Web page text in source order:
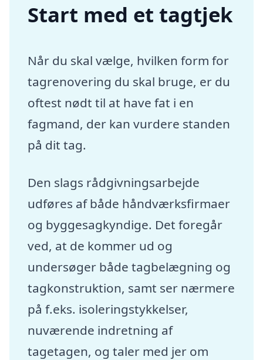
Start med et tagtjek
Når du skal vælge, hvilken form for
tagrenovering du skal bruge, er du
oftest nødt til at have fat i en
fagmand, der kan vurdere standen
på dit tag.
Den slags rådgivningsarbejde
udføres af både håndværksfirmaer
og byggesagkyndige. Det foregår
ved, at de kommer ud og
undersøger både tagbelægning og
tagkonstruktion, samt ser nærmere
på f.eks. isoleringstykkelser,
nuværende indretning af
tagetagen, og taler med jer om